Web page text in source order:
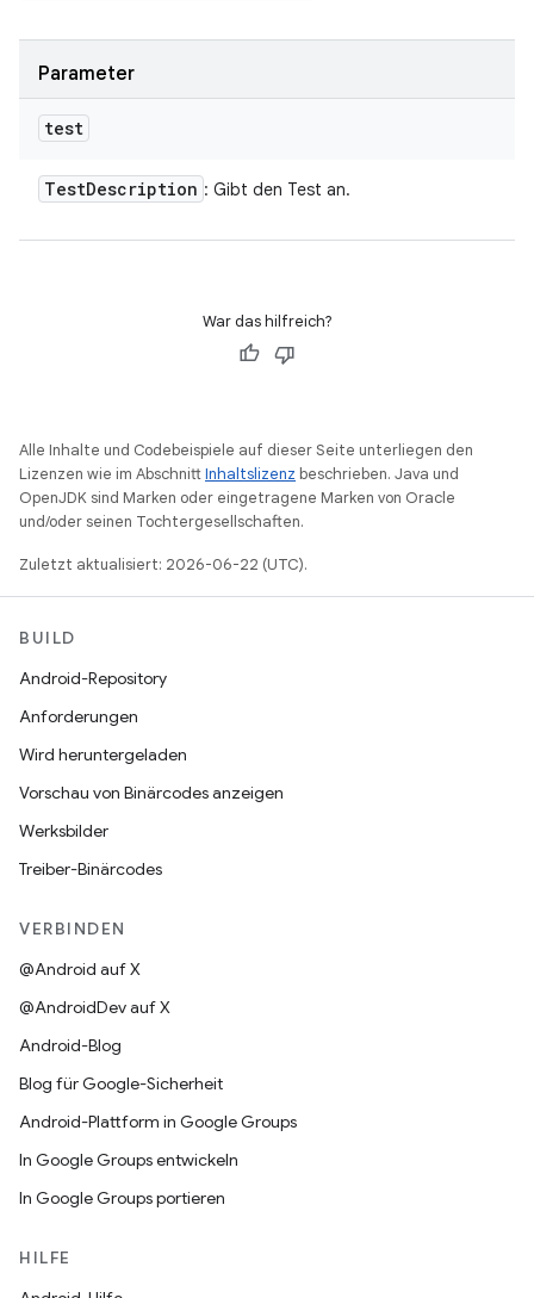
Parameter
test
TestDescription : Gibt den Test an.
War das hilfreich?
Alle Inhalte und Codebeispiele auf dieser Seite unterliegen den
Lizenzen wie im AbschnittInhaltslizenz beschrieben. Java und
OpenJDK sind Marken oder eingetragene Marken von Oracle
und/oder seinen Tochtergesellschaften.
Zuletzt aktualisiert: 2026-06-22 (UTC).
BUILD
Android-Repository
Anforderungen
Wird heruntergeladen
Vorschau von Binärcodes anzeigen
Werksbilder
Treiber-Binärcodes
VERBINDEN
@Android auf X
@AndroidDev auf X
Android-Blog
Blog für Google-Sicherheit
Android-Plattform in Google Groups
In Google Groups entwickeln
In Google Groups portieren
HILFE